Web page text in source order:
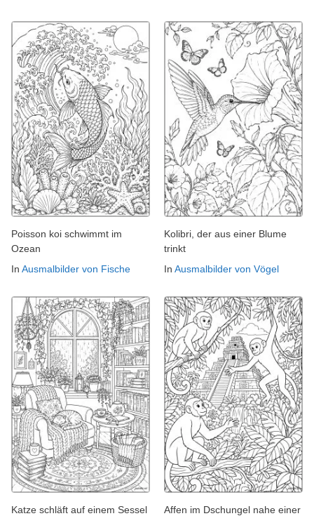
Poisson koi schwimmt im
Ozean
In Ausmalbilder von Fische
Kolibri, der aus einer Blume
trinkt
In Ausmalbilder von Vögel
Katze schläft auf einem Sessel
Affen im Dschungel nahe einer